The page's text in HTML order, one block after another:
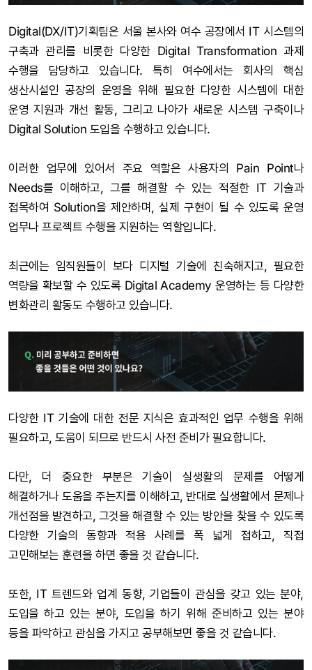
Digital(DX/IT)기획팀은 서울 본사와 여수 공장에서 IT 시스템의
구축과 관리를 비롯한 다양한 Digital Transformation 과제
수행을 담당하고 있습니다. 특히 여수에서는 회사의 핵심
생산시설인 공장의 운영을 위해 필요한 다양한 시스템에 대한
운영 지원과 개선 활동, 그리고 나아가 새로운 시스템 구축이나
Digital Solution 도입을 수행하고 있습니다.
이러한 업무에 있어서 주요 역할은 사용자의 Pain Point나
Needs를 이해하고, 그를 해결할 수 있는 적절한 IT 기술과
접목하여 Solution을 제안하며, 실제 구현이 될 수 있도록 운영
업무나 프로젝트 수행을 지원하는 역할입니다.
최근에는 임직원들이 보다 디지털 기술에 친숙해지고, 필요한
역량을 확보할 수 있도록 Digital Academy 운영하는 등 다양한
변화관리 활동도 수행하고 있습니다.
다양한 IT 기술에 대한 전문 지식은 효과적인 업무 수행을 위해
필요하고, 도움이 되므로 반드시 사전 준비가 필요합니다.
다만, 더 중요한 부분은 기술이 실생활의 문제를 어떻게
해결하거나 도움을 주는지를 이해하고, 반대로 실생활에서 문제나
개선점을 발견하고, 그것을 해결할 수 있는 방안을 찾을 수 있도록
다양한 기술의 동향과 적용 사례를 폭 넓게 접하고, 직접
고민해보는 훈련을 하면 좋을 것 같습니다.
또한, IT 트렌드와 업계 동향, 기업들이 관심을 갖고 있는 분야,
도입을 하고 있는 분야, 도입을 하기 위해 준비하고 있는 분야
등을 파악하고 관심을 가지고 공부해보면 좋을 것 같습니다.